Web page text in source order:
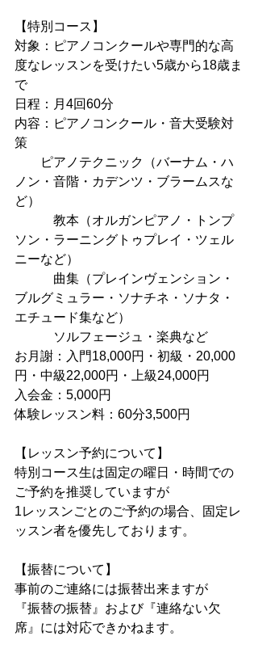
【特別コース】
対象：ピアノコンクールや専門的な高
度なレッスンを受けたい5歳から18歳ま
で
日程：月4回60分
内容：ピアノコンクール・音大受験対
策
ノン・音階・カデンツ・ブラームスな
ど）
教本（オルガンピアノ・トンプ
ソン・ラーニングトゥプレイ・ツェル
ニーなど）
曲集（プレインヴェンション・
ブルグミュラー・ソナチネ・ソナタ・
エチュード集など）
ソルフェージュ・楽典など
お月謝：入門18,000円・初級・20,000
円・中級22,000円・上級24,000円
入会金：5,000円
体験レッスン料：60分3,500円
【レッスン予約について】
特別コース生は固定の曜日・時間での
ご予約を推奨していますが
1レッスンごとのご予約の場合、固定レ
ッスン者を優先しております。
【振替について】
事前のご連絡には振替出来ますが
『振替の振替』および『連絡ない欠
席』には対応できかねます。